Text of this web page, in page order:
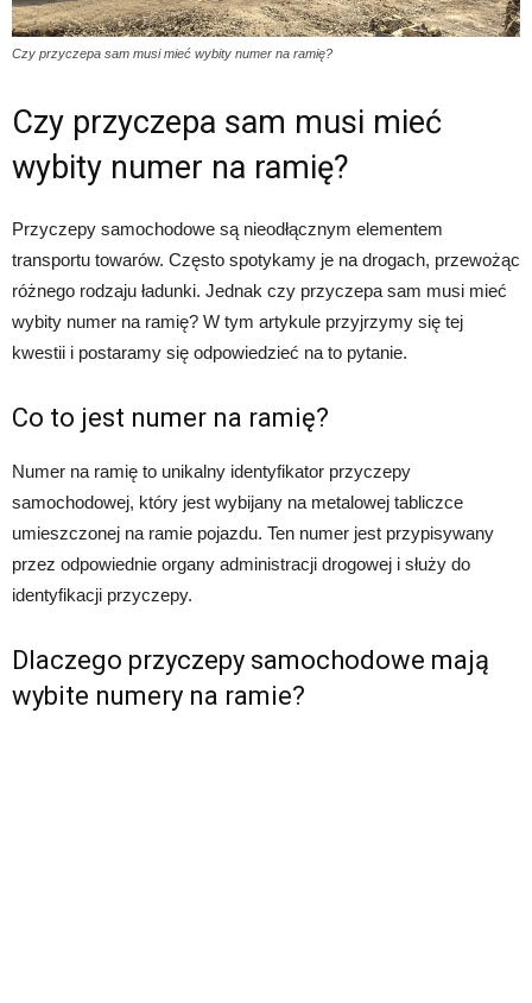
Czy przyczepa sam musi mieć wybity numer na ramię?
Czy przyczepa sam musi mieć
wybity numer na ramię?
Przyczepy samochodowe są nieodłącznym elementem
transportu towarów. Często spotykamy je na drogach, przewożąc
różnego rodzaju ładunki. Jednak czy przyczepa sam musi mieć
wybity numer na ramię? W tym artykule przyjrzymy się tej
kwestii i postaramy się odpowiedzieć na to pytanie.
Co to jest numer na ramię?
Numer na ramię to unikalny identyfikator przyczepy
samochodowej, który jest wybijany na metalowej tabliczce
umieszczonej na ramie pojazdu. Ten numer jest przypisywany
przez odpowiednie organy administracji drogowej i służy do
identyfikacji przyczepy.
Dlaczego przyczepy samochodowe mają
wybite numery na ramie?